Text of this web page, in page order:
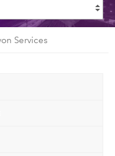
Services